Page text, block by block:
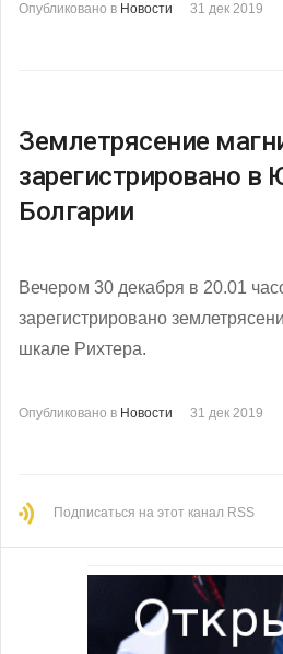
Опубликовано в Новости 31 дек 2019
Землетрясение
зарегистрировано в
Болгарии
Вечером 30 декабря в 20.01
зарегистрировано
шкале Рихтера.
Опубликовано в Новости 31 дек 2019
Подписаться на этот канал RSS